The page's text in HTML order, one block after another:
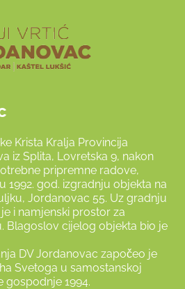
Krista Kralja Provincija
iz Splita, Lovretska 9, nakon
pripremne radove,
1992. god. izgradnju objekta na
Jordanovac 55. Uz gradnju
i namjenski prostor za
Blagoslov cijelog objekta bio je
DV Jordanovac započeo je
Svetoga u samostanskoj
gospodnje 1994.